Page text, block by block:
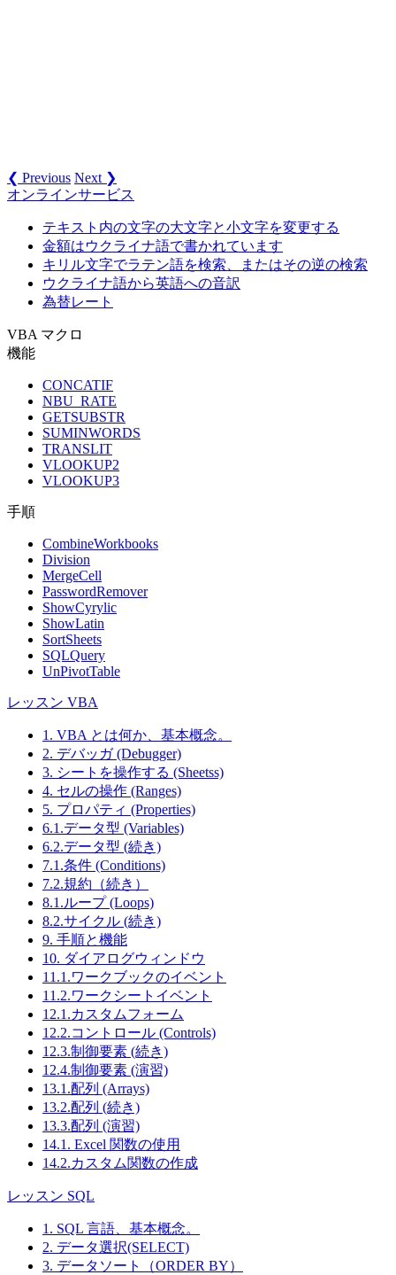
❮ Previous Next ❯
オンラインサービス
テキスト内の文字の大文字と小文字を変更する
金額はウクライナ語で書かれています
キリル文字でラテン語を検索、またはその逆の検索
ウクライナ語から英語への音訳
為替レート
VBA マクロ
機能
CONCATIF
NBU_RATE
GETSUBSTR
SUMINWORDS
TRANSLIT
VLOOKUP2
VLOOKUP3
手順
CombineWorkbooks
Division
MergeCell
PasswordRemover
ShowCyrylic
ShowLatin
SortSheets
SQLQuery
UnPivotTable
レッスン VBA
1. VBA とは何か、基本概念。
2. デバッガ (Debugger)
3. シートを操作する (Sheetss)
4. セルの操作 (Ranges)
5. プロパティ (Properties)
6.1.データ型 (Variables)
6.2.データ型 (続き)
7.1.条件 (Conditions)
7.2.規約（続き）
8.1.ループ (Loops)
8.2.サイクル (続き)
9. 手順と機能
10. ダイアログウィンドウ
11.1.ワークブックのイベント
11.2.ワークシートイベント
12.1.カスタムフォーム
12.2.コントロール (Controls)
12.3.制御要素 (続き)
12.4.制御要素 (演習)
13.1.配列 (Arrays)
13.2.配列 (続き)
13.3.配列 (演習)
14.1. Excel 関数の使用
14.2.カスタム関数の作成
レッスン SQL
1. SQL 言語、基本概念。
2. データ選択(SELECT)
3. データソート（ORDER BY）